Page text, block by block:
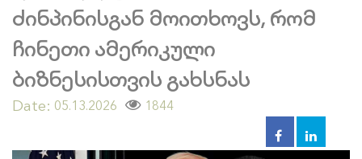
ძინპინისგან მოითხოვს, რომ
ჩინეთი ამერიკული
ბიზნესისთვის გახსნას
Date: 05.13.2026 1844